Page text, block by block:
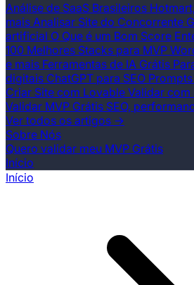
Análise de SaaS Brasileiros
mais Analisar Site do Concorrente
artificial O Que é um Bom Score
100 Melhores Stacks para MVP
e mais Ferramentas de IA Grátis
digitais ChatGPT para SEO
Criar Site com Lovable Validar com
Validar MVP Grátis SEO,
Ver todos os artigos →
Sobre Nós
Quero validar meu MVP Grátis
Início
Início